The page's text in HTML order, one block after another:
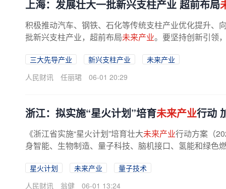
上海：发展壮大一批新兴支柱产业 超前布局
积极推动汽车、钢铁、石化等传统支柱产业优化提升、
批新兴支柱产业，超前布局未来产业。要坚持创新引领
三大先导产业 新兴支柱产业
未来产业
人民财讯
任丽珺 06-01 20:29
浙江：拟实施“星火计划”培育未来产业行动
《浙江省实施“星火计划”培育壮大未来产业行动方案（
身智能、生物制造、量子科技、脑机接口、氢能和绿色
星火计划 未来产业
量子技术
人民财讯
翁健 06-01 13:24